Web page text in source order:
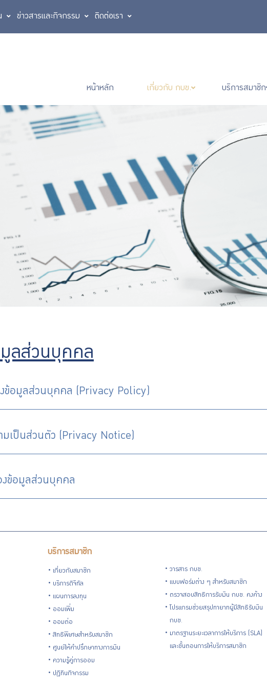
ข่าวสารและกิจกรรม ติดต่อเรา
หน้าหลัก เกี่ยวกับ กบข. บริการสมาชิก
ลส่วนบุคคล
ข้อมูลส่วนบุคคล (Privacy Policy)
มเป็นส่วนตัว (Privacy Notice)
งข้อมูลส่วนบุคคล
บริการสมาชิก
เกี่ยวกับสมาชิก
บริการดิจิทัล
แผนการลงทุน
ออมเพิ่ม
ออมต่อ
สิทธิพิเศษสำหรับสมาชิก
ศูนย์ให้คำปรึกษาทางการเงิน
ความรู้คู่การออม
ปฏิทินกิจกรรม
วารสาร กบข.
แบบฟอร์มต่าง ๆ สำหรับสมาชิก
ตรวจสอบสิทธิการรับเงิน กบข. คงค้าง
โปรแกรมช่วยสรุปทายาทผู้มีสิทธิรับเงิน
กบข.
มาตรฐานระยะเวลาการให้บริการ (SLA)
และขั้นตอนการให้บริการสมาชิก